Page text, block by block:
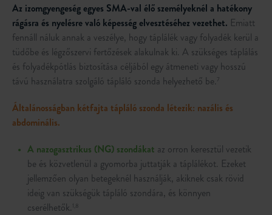
Az izomgyengeség egyes SMA-val élő személyeknél a hatékony
rágásra és nyelésre való képesség elvesztéséhez vezethet. Emiatt
fennáll náluk annak a veszélye, hogy táplálék vagy folyadék kerül a
tüdőbe és légzőszervi fertőzések alakulnak ki. A szükséges táplálás
és folyadékpótlás biztosítása céljából egy átmeneti vagy hosszú
távú használatra szolgáló tápláló szonda helyezhető be.
Általánosságban kétfajta tápláló szonda létezik: nazális és
abdominális.
A nazogasztrikus (NG) szondákat az orron keresztül vezetik
be és közvetlenül a gyomorba juttatják a táplálékot. Ezeket
jellemzően olyan betegeknél használják, akiknek csak rövid
ideig van szükségük tápláló szondára, és könnyen
cserélhetők. 1,8